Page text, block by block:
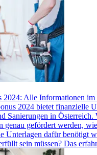
2024: Alle Informationen
2024 bietet finanzielle
Sanierungen in Österreich.
genau gefördert werden,
Unterlagen dafür benötigt
sein müssen? Das